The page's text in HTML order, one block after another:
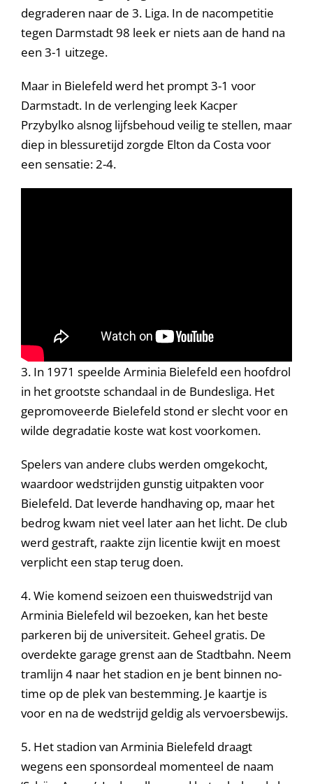
degraderen naar de 3. Liga. In de nacompetitie
tegen Darmstadt 98 leek er niets aan de hand na
een 3-1 uitzege.
Maar in Bielefeld werd het prompt 3-1 voor
Darmstadt. In de verlenging leek Kacper
Przybylko alsnog lijfsbehoud veilig te stellen, maar
diep in blessuretijd zorgde Elton da Costa voor
een sensatie: 2-4.
3. In 1971 speelde Arminia Bielefeld een hoofdrol
in het grootste schandaal in de Bundesliga. Het
gepromoveerde Bielefeld stond er slecht voor en
wilde degradatie koste wat kost voorkomen.
Spelers van andere clubs werden omgekocht,
waardoor wedstrijden gunstig uitpakten voor
Bielefeld. Dat leverde handhaving op, maar het
bedrog kwam niet veel later aan het licht. De club
werd gestraft, raakte zijn licentie kwijt en moest
verplicht een stap terug doen.
4. Wie komend seizoen een thuiswedstrijd van
Arminia Bielefeld wil bezoeken, kan het beste
parkeren bij de universiteit. Geheel gratis. De
overdekte garage grenst aan de Stadtbahn. Neem
tramlijn 4 naar het stadion en je bent binnen no-
time op de plek van bestemming. Je kaartje is
voor en na de wedstrijd geldig als vervoersbewijs.
5. Het stadion van Arminia Bielefeld draagt
wegens een sponsordeal momenteel de naam